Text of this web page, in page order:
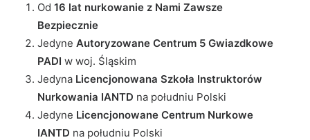
Od 16 lat nurkowanie z Nami Zawsze
Bezpiecznie
Jedyne Autoryzowane Centrum 5 Gwiazdkowe
PADI w woj. Śląskim
Jedyna Licencjonowana Szkoła Instruktorów
Nurkowania IANTD na południu Polski
Jedyne Licencjonowane Centrum Nurkowe
IANTD na południu Polski